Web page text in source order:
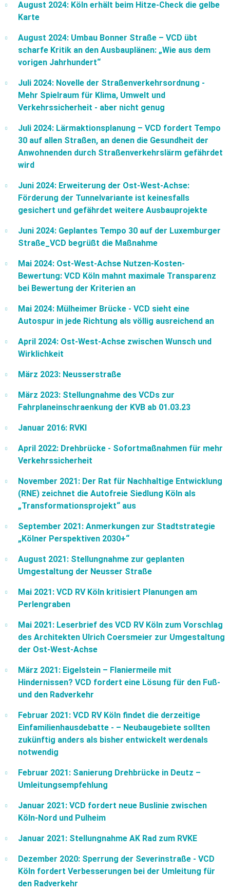
August 2024: Köln erhält beim Hitze-Check die gelbe
Karte
August 2024: Umbau Bonner Straße – VCD übt
scharfe Kritik an den Ausbauplänen: „Wie aus dem
vorigen Jahrhundert“
Juli 2024: Novelle der Straßenverkehrsordnung -
Mehr Spielraum für Klima, Umwelt und
Verkehrssicherheit - aber nicht genug
Juli 2024: Lärmaktionsplanung – VCD fordert Tempo
30 auf allen Straßen, an denen die Gesundheit der
Anwohnenden durch Straßenverkehrslärm gefährdet
wird
Juni 2024: Erweiterung der Ost-West-Achse:
Förderung der Tunnelvariante ist keinesfalls
gesichert und gefährdet weitere Ausbauprojekte
Juni 2024: Geplantes Tempo 30 auf der Luxemburger
Straße_VCD begrüßt die Maßnahme
Mai 2024: Ost-West-Achse Nutzen-Kosten-
Bewertung: VCD Köln mahnt maximale Transparenz
bei Bewertung der Kriterien an
Mai 2024: Mülheimer Brücke - VCD sieht eine
Autospur in jede Richtung als völlig ausreichend an
April 2024: Ost-West-Achse zwischen Wunsch und
Wirklichkeit
März 2023: Neusserstraße
März 2023: Stellungnahme des VCDs zur
Fahrplaneinschraenkung der KVB ab 01.03.23
Januar 2016: RVKI
April 2022: Drehbrücke - Sofortmaßnahmen für mehr
Verkehrssicherheit
November 2021: Der Rat für Nachhaltige Entwicklung
(RNE) zeichnet die Autofreie Siedlung Köln als
„Transformationsprojekt“ aus
September 2021: Anmerkungen zur Stadtstrategie
„Kölner Perspektiven 2030+“
August 2021: Stellungnahme zur geplanten
Umgestaltung der Neusser Straße
Mai 2021: VCD RV Köln kritisiert Planungen am
Perlengraben
Mai 2021: Leserbrief des VCD RV Köln zum Vorschlag
des Architekten Ulrich Coersmeier zur Umgestaltung
der Ost-West-Achse
März 2021: Eigelstein – Flaniermeile mit
Hindernissen? VCD fordert eine Lösung für den Fuß-
und den Radverkehr
Februar 2021: VCD RV Köln findet die derzeitige
Einfamilienhausdebatte - – Neubaugebiete sollten
zukünftig anders als bisher entwickelt werdenals
notwendig
Februar 2021: Sanierung Drehbrücke in Deutz –
Umleitungsempfehlung
Januar 2021: VCD fordert neue Buslinie zwischen
Köln-Nord und Pulheim
Januar 2021: Stellungnahme AK Rad zum RVKE
Dezember 2020: Sperrung der Severinstraße - VCD
Köln fordert Verbesserungen bei der Umleitung für
den Radverkehr